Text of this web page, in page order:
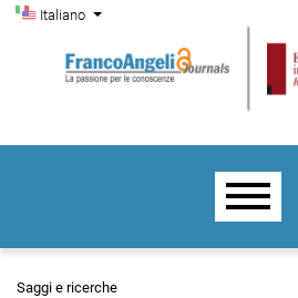
Salta al menu principale di navigazione
Salta al contenuto principale
Salta al piè di pagina del sito
Cambia la lingua. La lingua corrente è:
Italiano
Menu di
Menu principale
Saggi e ricerche